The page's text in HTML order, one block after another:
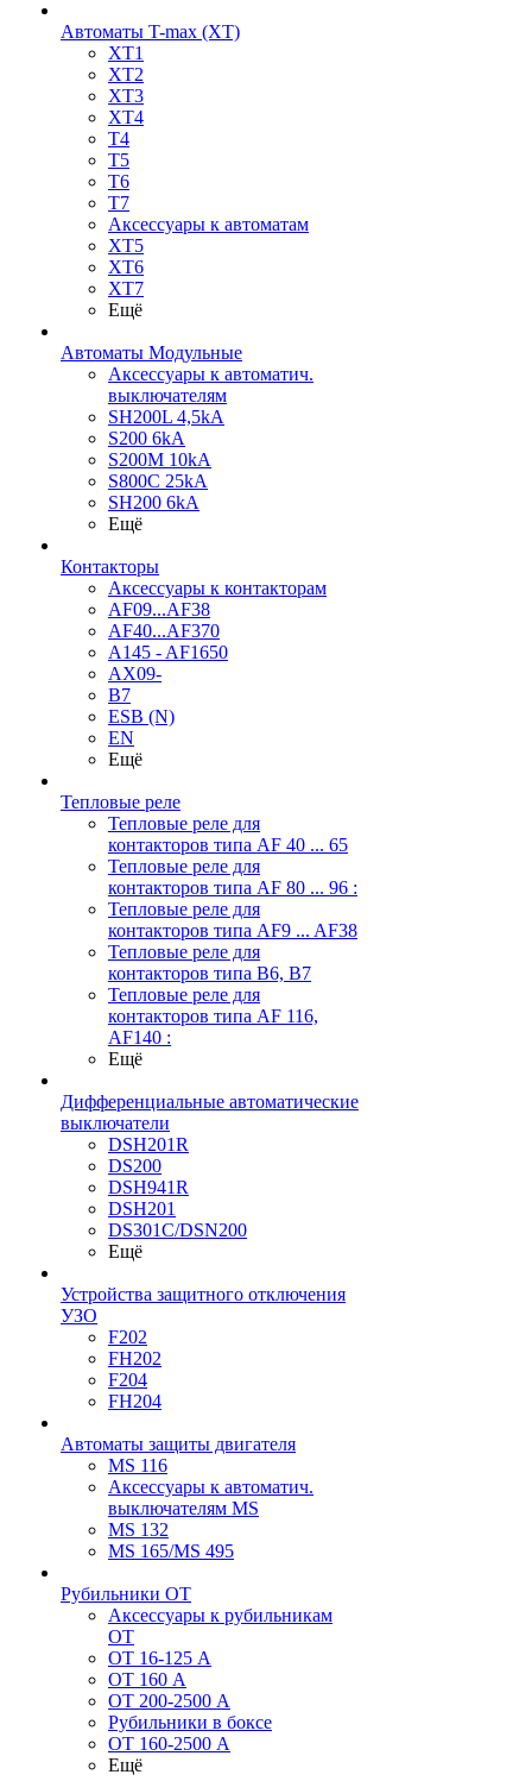
Автоматы T-max (XT)
XT1
XT2
XT3
XT4
T4
T5
T6
T7
Аксессуары к автоматам
XT5
XT6
XT7
Ещё
Автоматы Модульные
Аксессуары к автоматич.
выключателям
SH200L 4,5kA
S200 6kA
S200M 10kA
S800C 25kA
SH200 6kA
Ещё
Контакторы
Аксессуары к контакторам
AF09...AF38
AF40...AF370
A145 - AF1650
AX09-
B7
ESB (N)
EN
Ещё
Тепловые реле
Тепловые реле для
контакторов типа AF 40 ... 65
Тепловые реле для
контакторов типа AF 80 ... 96 :
Тепловые реле для
контакторов типа AF9 ... AF38
Тепловые реле для
контакторов типа В6, В7
Тепловые реле для
контакторов типа AF 116,
AF140 :
Ещё
Дифференциальные автоматические
выключатели
DSH201R
DS200
DSH941R
DSH201
DS301C/DSN200
Ещё
Устройства защитного отключения
УЗО
F202
FH202
F204
FH204
Автоматы защиты двигателя
MS 116
Аксессуары к автоматич.
выключателям MS
MS 132
MS 165/MS 495
Рубильники ОТ
Аксессуары к рубильникам
OT
OT 16-125 А
OT 160 А
OT 200-2500 А
Рубильники в боксе
OT 160-2500 А
Ещё